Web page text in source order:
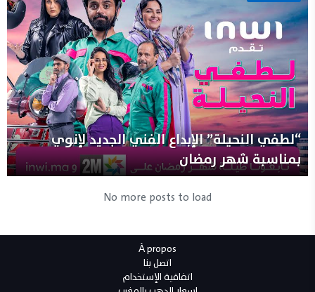
“لطفي النحيلة” الإبداع الفني الجديد لإنوي
بمناسبة شهر رمضان
No more posts to load
À propos
اتصل بنا
اتفاقية الإستخدام